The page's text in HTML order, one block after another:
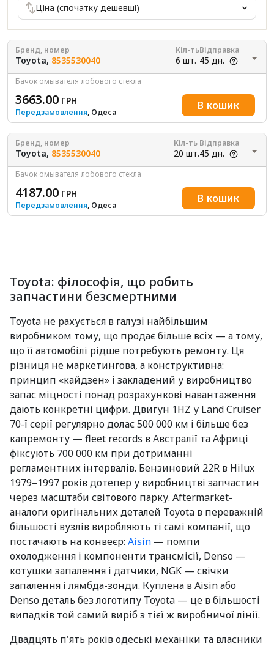
Ціна (спочатку дешевші)
Бренд, номер
Toyota, 8535530040
Кіл-ть
6 шт.
Відправка
45 дн.
Бачок омывателя лобового стекла
3663.00 ГРН
Передзамовлення, Одеса
В кошик
Бренд, номер
Toyota, 8535530040
Кіл-ть
20 шт.
Відправка
45 дн.
Бачок омывателя лобового стекла
4187.00 ГРН
Передзамовлення, Одеса
В кошик
Toyota: філософія, що робить
запчастини безсмертними
Toyota не рахується в галузі найбільшим
виробником тому, що продає більше всіх — а тому,
що її автомобілі рідше потребують ремонту. Ця
різниця не маркетингова, а конструктивна:
принцип «кайдзен» і закладений у виробництво
запас міцності понад розрахункові навантаження
дають конкретні цифри. Двигун 1HZ у Land Cruiser
70-ї серії регулярно долає 500 000 км і більше без
капремонту — fleet records в Австралії та Африці
фіксують 700 000 км при дотриманні
регламентних інтервалів. Бензиновий 22R в Hilux
1979–1997 років дотепер у виробництві запчастин
через масштаби світового парку. Aftermarket-
аналоги оригінальних деталей Toyota в переважній
більшості вузлів виробляють ті самі компанії, що
постачають на конвеєр: Aisin — помпи
охолодження і компоненти трансмісії, Denso —
котушки запалення і датчики, NGK — свічки
запалення і лямбда-зонди. Куплена в Aisin або
Denso деталь без логотипу Toyota — це в більшості
випадків той самий виріб з тієї ж виробничої лінії.
Двадцять п'ять років одеські механіки та власники